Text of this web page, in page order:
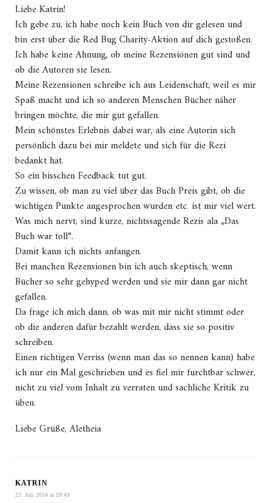
Liebe Katrin!
Ich gebe zu, ich habe noch kein Buch von dir gelesen und
bin erst über die Red Bug Charity-Aktion auf dich gestoßen.
Ich habe keine Ahnung, ob meine Rezensionen gut sind und
ob die Autoren sie lesen.
Meine Rezensionen schreibe ich aus Leidenschaft, weil es mir
Spaß macht und ich so anderen Menschen Bücher näher
bringen möchte, die mir gut gefallen.
Mein schönstes Erlebnis dabei war, als eine Autorin sich
persönlich dazu bei mir meldete und sich für die Rezi
bedankt hat.
So ein bisschen Feedback tut gut.
Zu wissen, ob man zu viel über das Buch Preis gibt, ob die
wichtigen Punkte angesprochen wurden etc. ist mir viel wert.
Was mich nervt, sind kurze, nichtssagende Rezis ala „Das
Buch war toll“.
Damit kann ich nichts anfangen.
Bei manchen Rezensionen bin ich auch skeptisch, wenn
Bücher so sehr gehyped werden und sie mir dann gar nicht
gefallen.
Da frage ich mich dann, ob was mit mir nicht stimmt oder
ob die anderen dafür bezahlt werden, dass sie so positiv
schreiben.
Einen richtigen Verriss (wenn man das so nennen kann) habe
ich nur ein Mal geschrieben und es fiel mir furchtbar schwer,
nicht zu viel vom Inhalt zu verraten und sachliche Kritik zu
üben.
Liebe Grüße, Aletheia
KATRIN
23. Juli 2014 at 19:49